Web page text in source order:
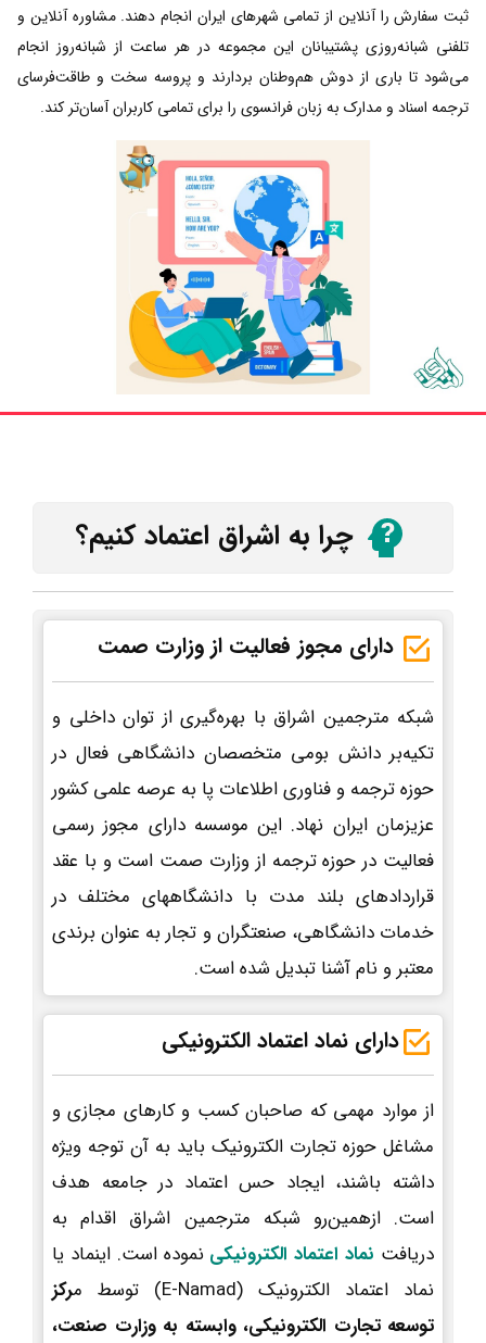
ثبت سفارش را آنلاین از تمامی شهرهای ایران انجام دهند. مشاوره آنلاین و
تلفنی شبانه‌روزی پشتیبانان این مجموعه در هر ساعت از شبانه‌روز انجام
می‌شود تا باری از دوش هم‌وطنان بردارند و پروسه سخت و طاقت‌فرسای
ترجمه اسناد و مدارک به زبان فرانسوی را برای تمامی کاربران آسان‌تر کند.
چرا به اشراق اعتماد کنیم؟
دارای مجوز فعالیت از وزارت صمت
شبکه مترجمین اشراق با بهره‌گیری از توان داخلی و
تکیه‌بر دانش بومی متخصصان دانشگاهی فعال در
حوزه ترجمه و فناوری اطلاعات پا به عرصه علمی کشور
عزیزمان ایران نهاد. این موسسه دارای مجوز رسمی
فعالیت در حوزه ترجمه از وزارت صمت است و با عقد
قراردادهای بلند مدت با دانشگاههای مختلف در
خدمات دانشگاهی، صنعتگران و تجار به عنوان برندی
معتبر و نام آشنا تبدیل شده است.
دارای نماد اعتماد الکترونیکی
از موارد مهمی که صاحبان کسب و کارهای مجازی و
مشاغل حوزه تجارت الکترونیک باید به آن توجه ویژه
داشته باشند، ایجاد حس اعتماد در جامعه هدف
است. ازهمین‌رو شبکه مترجمین اشراق اقدام به
دریافت نماد اعتماد الکترونیکی نموده است. اینماد یا
نماد اعتماد الکترونیک (E-Namad) توسط م
رکز
توسعه تجارت الکترونیکی، وابسته به وزارت صنعت،